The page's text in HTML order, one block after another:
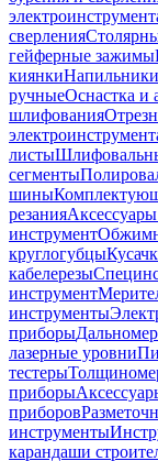
сверления
гейферные зажимы
киянкиНапильники
ручныеОснастка и
шлифования
листы
сегменты
шины
резания
инструмент
круглогубцы
кабелерезы
инструмент
инструменты
приборы
лазерные уровни
тестеры
приборы
приборов
инструменты
карандаши